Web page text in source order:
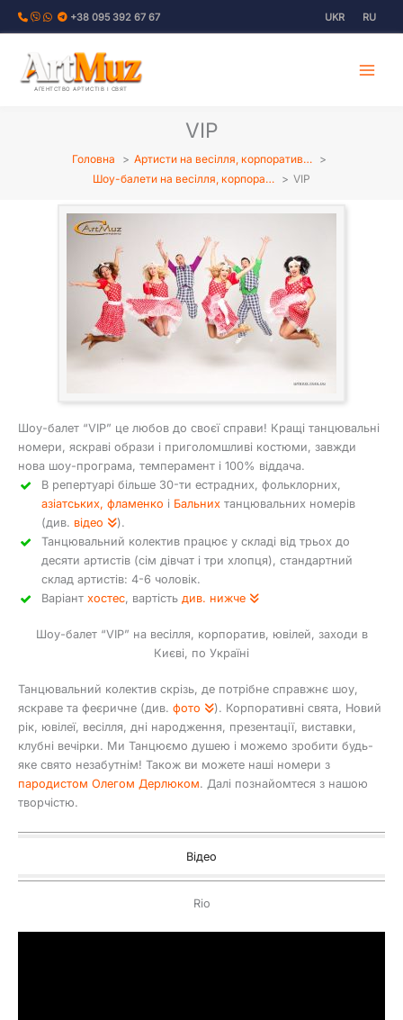
Перейти
+38 095 392 67 67 UKR RU
АГЕНТСТВО АРТИСТІВ І СВЯТ
VIP
Головна
Артисти на весілля, корпоратив…
Шоу-балети на весілля, корпора…
VIP
Шоу-балет “VIP” це любов до своєї справи! Кращі танцювальні
номери, яскраві образи і приголомшливі костюми, завжди
нова шоу-програма, темперамент і 100% віддача.
В репертуарі більше 30-ти естрадних, фольклорних,
азіатських, фламенко і Бальнихтанцювальних номерів
(див. відео
).
Танцювальний колектив працює у складі від трьох до
десяти артистів (сім дівчат і три хлопця), стандартний
склад артистів: 4-6 чоловік.
Варіант хостес, вартість див. нижче
Шоу-балет “VIP” на весілля, корпоратив, ювілей, заходи в
Києві, по Україні
Танцювальний колектив скрізь, де потрібне справжнє шоу,
яскраве та феєричне (див. фото
). Корпоративні свята, Новий
рік, ювілеї, весілля, дні народження, презентації, виставки,
клубні вечірки. Ми Танцюємо душею і можемо зробити будь-
яке свято незабутнім! Також ви можете наші номери з
пародистом Олегом Дерлюком. Далі познайомтеся з нашою
творчістю.
Відео
Rio